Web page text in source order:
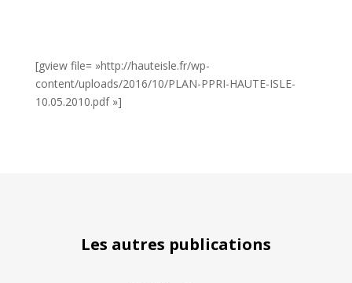
[gview file= »http://hauteisle.fr/wp-
content/uploads/2016/10/PLAN-PPRI-HAUTE-ISLE-
10.05.2010.pdf »]
Les autres publications